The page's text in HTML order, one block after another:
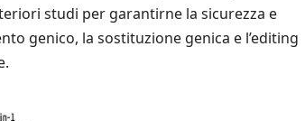
studi per garantirne la sicurezza e
genico, la sostituzione genica e l’editing